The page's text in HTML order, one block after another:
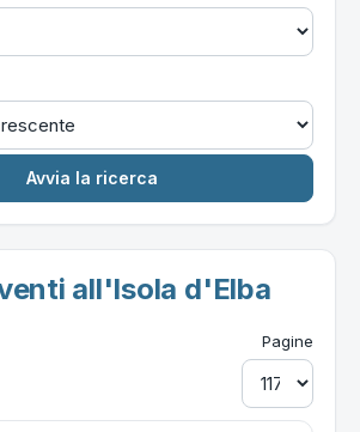
all'Isola d'Elba
Pagine